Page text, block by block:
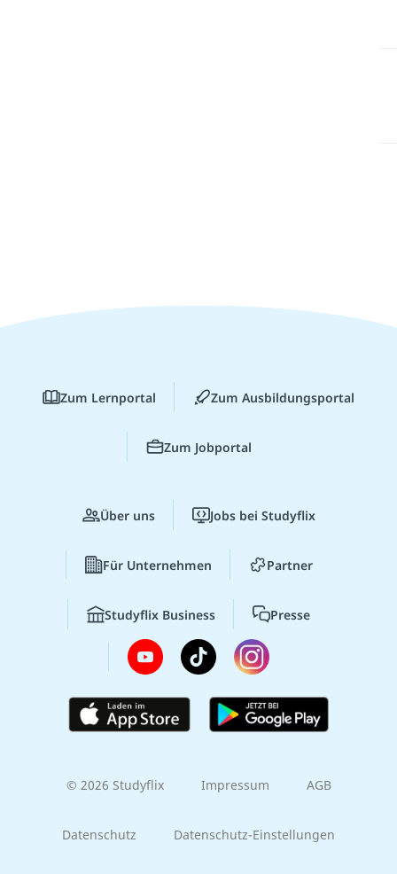
Zum Lernportal Zum Ausbildungsportal
Zum Jobportal
Über uns Jobs bei Studyflix
Für Unternehmen Partner
Studyflix Business Presse
© 2026 Studyflix Impressum AGB
Datenschutz Datenschutz-Einstellungen